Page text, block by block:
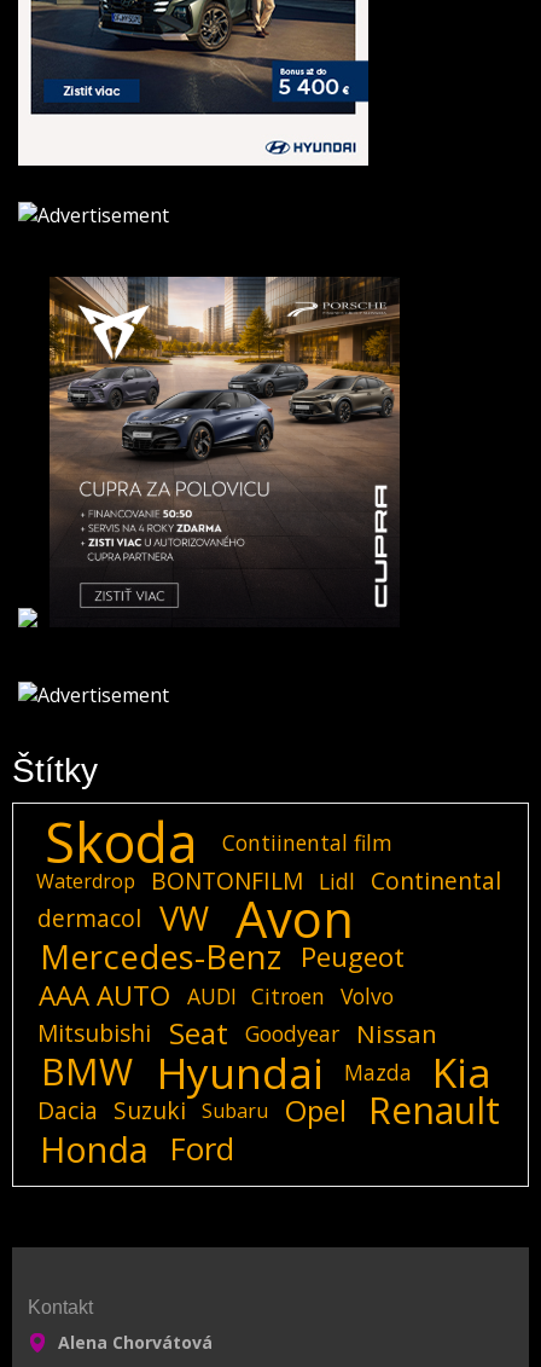
Štítky
Skoda Contiinental film
Waterdrop BONTONFILM Lidl
Continental
dermacol
VW Avon
Mercedes-Benz
Peugeot
AAA AUTO
AUDI Citroen Volvo
Mitsubishi Seat Goodyear Nissan
BMW Hyundai Mazda Kia
Dacia Suzuki Subaru Opel Renault
Honda Ford
Kontakt
Alena Chorvátová